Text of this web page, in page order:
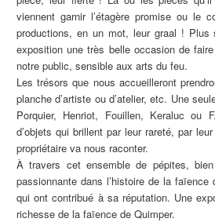
viennent garnir l’étagère promise ou le
productions, en un mot, leur graal ! Plus
exposition une très belle occasion de
notre public, sensible aux arts du feu.
Les trésors que nous accueilleront
planche d’artiste ou d’atelier, etc. Une
Porquier, Henriot, Fouillen, Keraluc ou
d’objets qui brillent par leur rareté, par
propriétaire va nous raconter.
À travers cet ensemble de pépites,
passionnante dans l’histoire de la
qui ont contribué à sa réputation. Une
richesse de la faïence de Quimper.